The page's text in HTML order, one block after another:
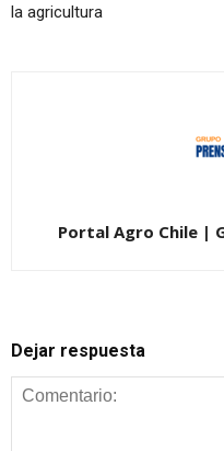
la agricultura
Portal Agro Chile |
Dejar respuesta